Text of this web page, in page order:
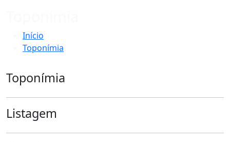
Início
Toponímia
Toponímia
Listagem